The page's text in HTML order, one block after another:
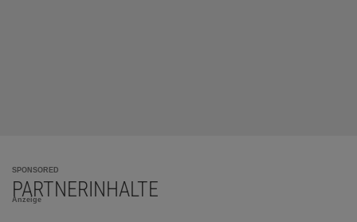
SPONSORED
PARTNERINHALTE
Anzeige